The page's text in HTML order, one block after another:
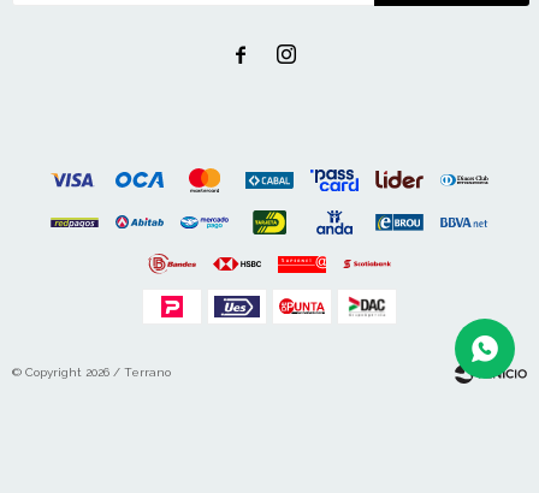
 
© Copyright 2026 / Terrano